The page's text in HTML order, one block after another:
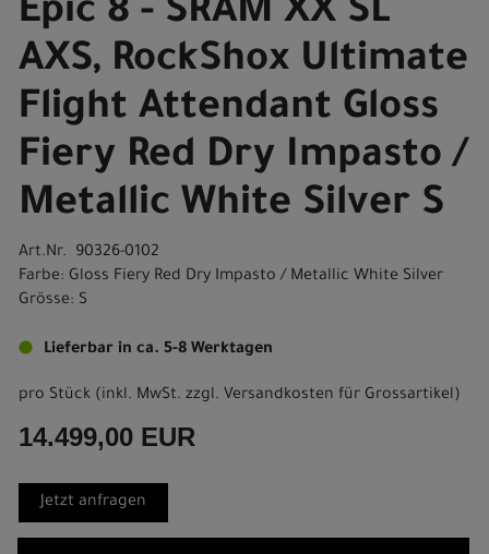
Epic 8 - SRAM XX SL
AXS, RockShox Ultimate
Flight Attendant Gloss
Fiery Red Dry Impasto /
Metallic White Silver S
Art.Nr. 90326-0102
Farbe: Gloss Fiery Red Dry Impasto / Metallic White Silver
Grösse: S
Lieferbar in ca. 5-8 Werktagen
pro Stück (inkl. MwSt. zzgl. Versandkosten für Grossartikel)
14.499,00 EUR
Jetzt anfragen